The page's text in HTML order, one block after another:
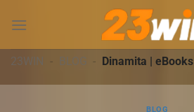
đến
dung23WIN - BLOG - Dinamita | eBooks
BLOG